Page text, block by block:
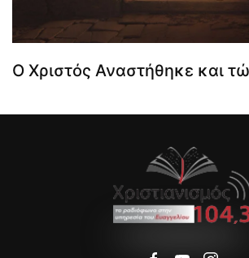
Ο Χριστός Αναστήθηκε και